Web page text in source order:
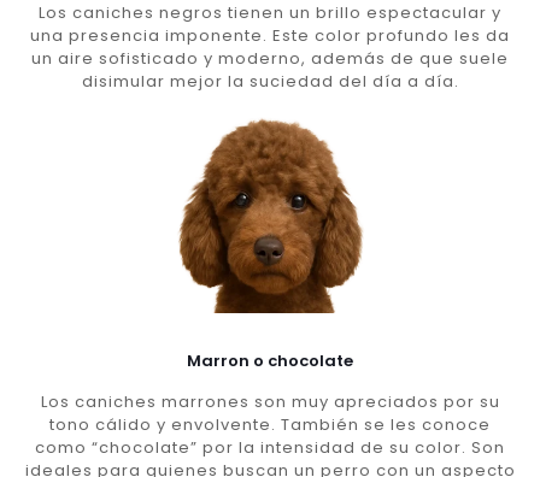
Los caniches negros tienen un brillo espectacular y
una presencia imponente. Este color profundo les da
un aire sofisticado y moderno, además de que suele
disimular mejor la suciedad del día a día.
Marron o chocolate
Los caniches marrones son muy apreciados por su
tono cálido y envolvente. También se les conoce
como “chocolate” por la intensidad de su color. Son
ideales para quienes buscan un perro con un aspecto